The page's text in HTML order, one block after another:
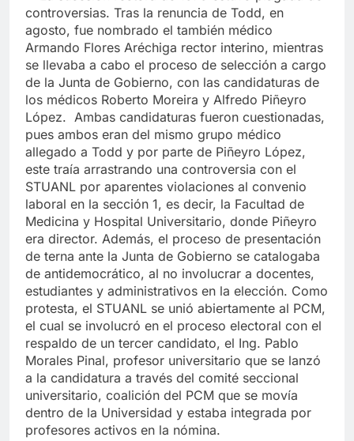
La sucesión rectora de 1979 estuvo plagada de
controversias. Tras la renuncia de Todd, en
agosto, fue nombrado el también médico
Armando Flores Aréchiga rector interino, mientras
se llevaba a cabo el proceso de selección a cargo
de la Junta de Gobierno, con las candidaturas de
los médicos Roberto Moreira y Alfredo Piñeyro
López. Ambas candidaturas fueron cuestionadas,
pues ambos eran del mismo grupo médico
allegado a Todd y por parte de Piñeyro López,
este traía arrastrando una controversia con el
STUANL por aparentes violaciones al convenio
laboral en la sección 1, es decir, la Facultad de
Medicina y Hospital Universitario, donde Piñeyro
era director. Además, el proceso de presentación
de terna ante la Junta de Gobierno se catalogaba
de antidemocrático, al no involucrar a docentes,
estudiantes y administrativos en la elección. Como
protesta, el STUANL se unió abiertamente al PCM,
el cual se involucró en el proceso electoral con el
respaldo de un tercer candidato, el Ing. Pablo
Morales Pinal, profesor universitario que se lanzó
a la candidatura a través del comité seccional
universitario, coalición del PCM que se movía
dentro de la Universidad y estaba integrada por